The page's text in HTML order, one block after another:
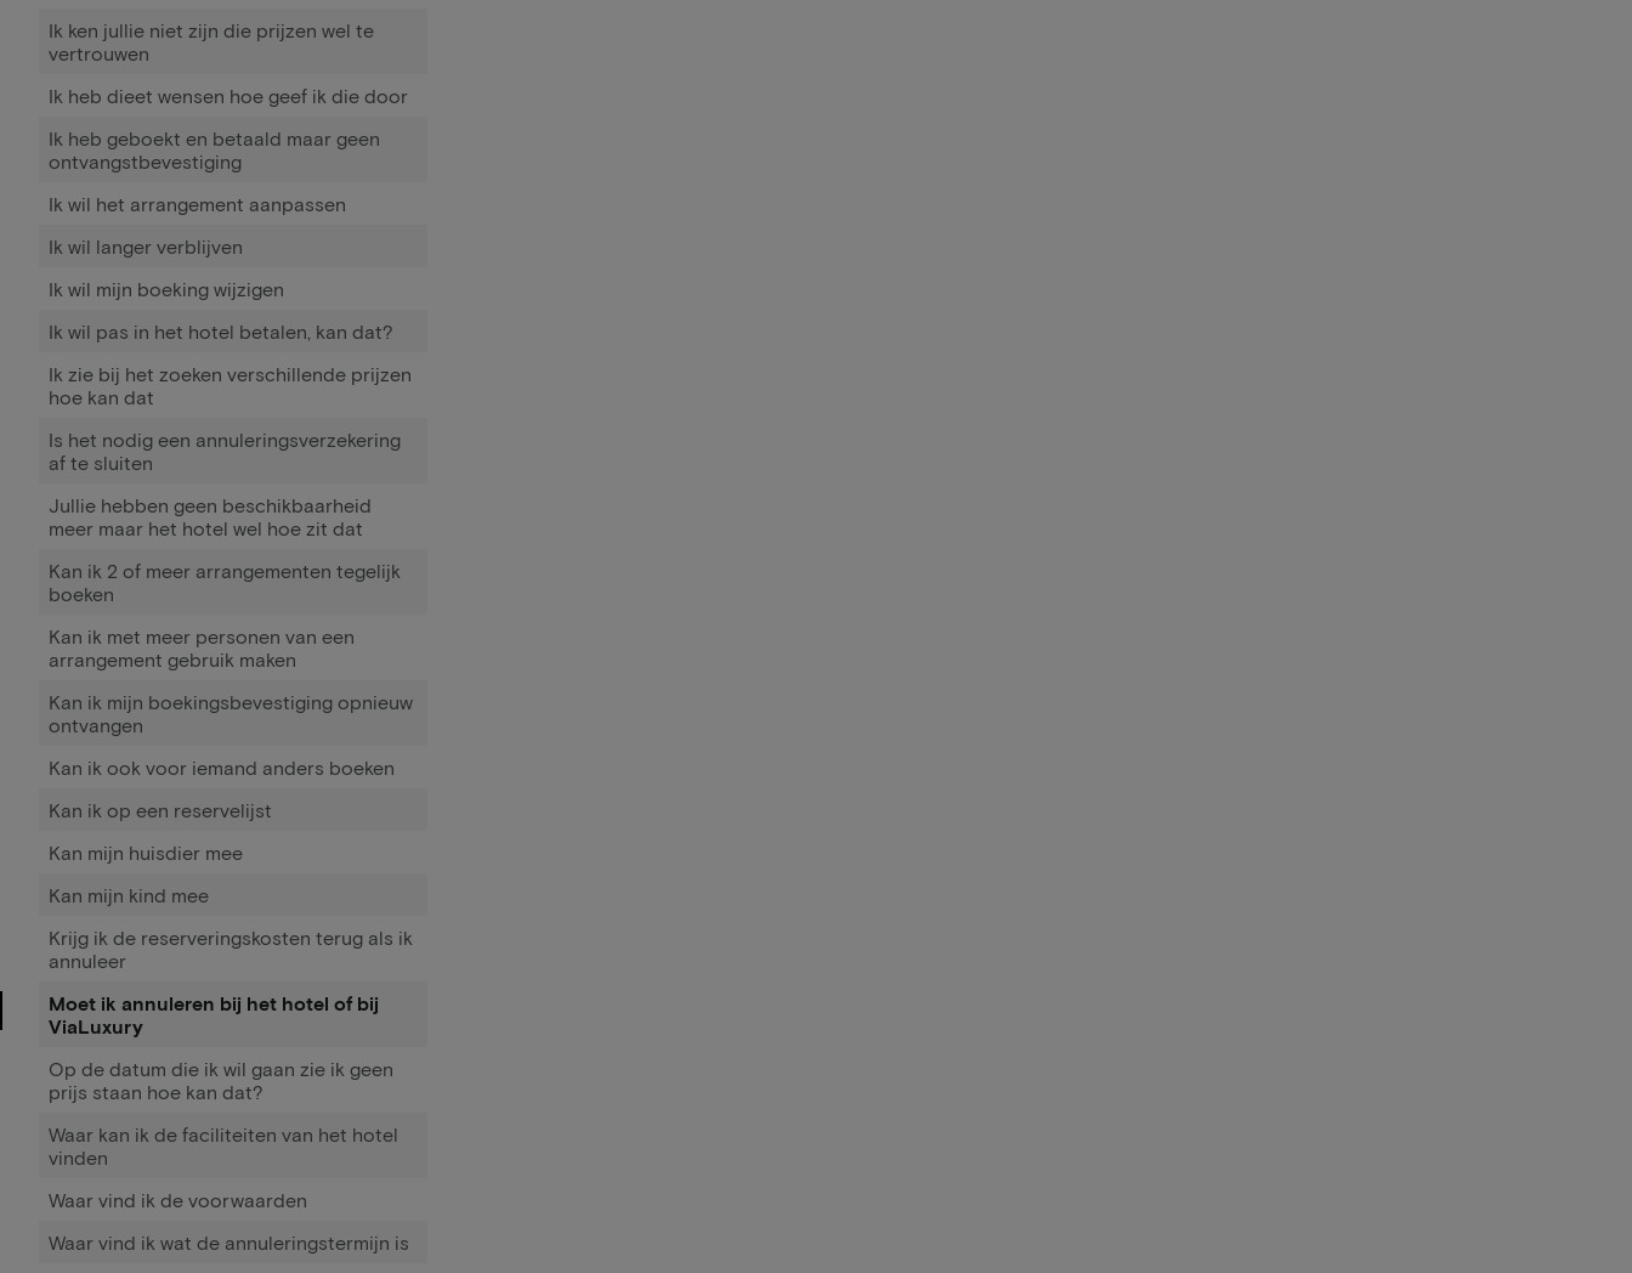
Ik ken jullie niet zijn die prijzen wel te
vertrouwen
Ik heb dieet wensen hoe geef ik die door
Ik heb geboekt en betaald maar geen
ontvangstbevestiging
Ik wil het arrangement aanpassen
Ik wil langer verblijven
Ik wil mijn boeking wijzigen
Ik wil pas in het hotel betalen, kan dat?
Ik zie bij het zoeken verschillende prijzen
hoe kan dat
Is het nodig een annuleringsverzekering
af te sluiten
Jullie hebben geen beschikbaarheid
meer maar het hotel wel hoe zit dat
Kan ik 2 of meer arrangementen tegelijk
boeken
Kan ik met meer personen van een
arrangement gebruik maken
Kan ik mijn boekingsbevestiging opnieuw
ontvangen
Kan ik ook voor iemand anders boeken
Kan ik op een reservelijst
Kan mijn huisdier mee
Kan mijn kind mee
Krijg ik de reserveringskosten terug als ik
annuleer
Moet ik annuleren bij het hotel of bij
ViaLuxury
Op de datum die ik wil gaan zie ik geen
prijs staan hoe kan dat?
Waar kan ik de faciliteiten van het hotel
vinden
Waar vind ik de voorwaarden
Waar vind ik wat de annuleringstermijn is